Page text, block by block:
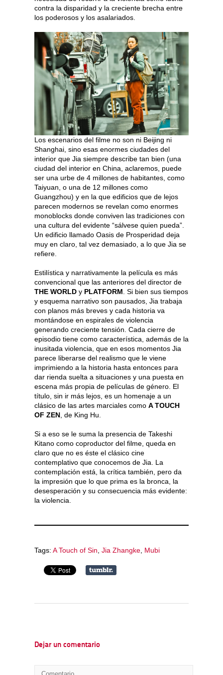
contra la disparidad y la creciente brecha entre
los poderosos y los asalariados.
Los escenarios del filme no son ni Beijing ni
Shanghai, sino esas enormes ciudades del
interior que Jia siempre describe tan bien (una
ciudad del interior en China, aclaremos, puede
ser una urbe de 4 millones de habitantes, como
Taiyuan, o una de 12 millones como
Guangzhou) y en la que edificios que de lejos
parecen modernos se revelan como enormes
monoblocks donde conviven las tradiciones con
una cultura del evidente “sálvese quien pueda”.
Un edificio llamado Oasis de Prosperidad deja
muy en claro, tal vez demasiado, a lo que Jia se
refiere.
Estilística y narrativamente la película es más
convencional que las anteriores del director de
THE WORLD y PLATFORM . Si bien sus tiempos
y esquema narrativo son pausados, Jia trabaja
con planos más breves y cada historia va
montándose en espirales de violencia
generando creciente tensión. Cada cierre de
episodio tiene como característica, además de la
inusitada violencia, que en esos momentos Jia
parece liberarse del realismo que le viene
imprimiendo a la historia hasta entonces para
dar rienda suelta a situaciones y una puesta en
escena más propia de películas de género. El
título, sin ir más lejos, es un homenaje a un
clásico de las artes marciales como A TOUCH
OF ZEN , de King Hu.
Si a eso se le suma la presencia de Takeshi
Kitano como coproductor del filme, queda en
claro que no es éste el clásico cine
contemplativo que conocemos de Jia. La
contemplación está, la crítica también, pero da
la impresión que lo que prima es la bronca, la
desesperación y su consecuencia más evidente:
la violencia.
Tags: A Touch of Sin Jia Zhangke Mubi
Dejar un comentario